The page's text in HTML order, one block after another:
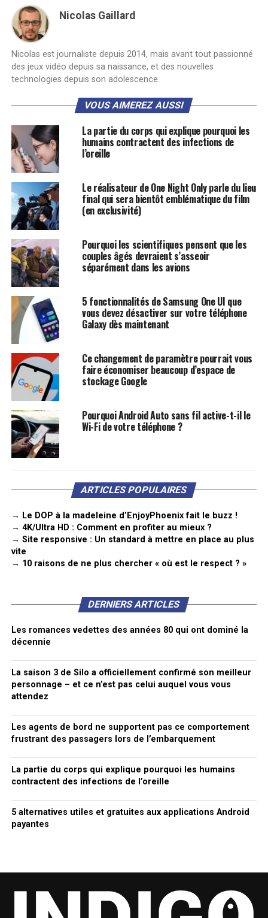
Nicolas Gaillard
Nicolas est journaliste depuis 2014, mais avant tout passionné
des jeux vidéo depuis sa naissance, et des nouvelles
technologies depuis son adolescence.
VOUS AIMEREZ AUSSI
La partie du corps qui explique pourquoi les
humains contractent des infections de
l’oreille
Le réalisateur de One Night Only parle du lieu
final qui sera bientôt emblématique du film
(en exclusivité)
Pourquoi les scientifiques pensent que les
couples âgés devraient s’asseoir
séparément dans les avions
5 fonctionnalités de Samsung One UI que
vous devez désactiver sur votre téléphone
Galaxy dès maintenant
Ce changement de paramètre pourrait vous
faire économiser beaucoup d’espace de
stockage Google
Pourquoi Android Auto sans fil active-t-il le
Wi-Fi de votre téléphone ?
ARTICLES POPULAIRES
→ Le DOP à la madeleine d’EnjoyPhoenix fait le buzz !
→ 4K/Ultra HD : Comment en profiter au mieux ?
→ Site responsive : Un standard à mettre en place au plus
vite
→ 10 raisons de ne plus chercher « où est le respect ? »
DERNIERS ARTICLES
Les romances vedettes des années 80 qui ont dominé la
décennie
La saison 3 de Silo a officiellement confirmé son meilleur
personnage – et ce n’est pas celui auquel vous vous
attendez
Les agents de bord ne supportent pas ce comportement
frustrant des passagers lors de l’embarquement
La partie du corps qui explique pourquoi les humains
contractent des infections de l’oreille
5 alternatives utiles et gratuites aux applications Android
payantes